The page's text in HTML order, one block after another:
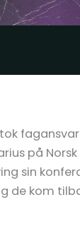
på
sin
de kom